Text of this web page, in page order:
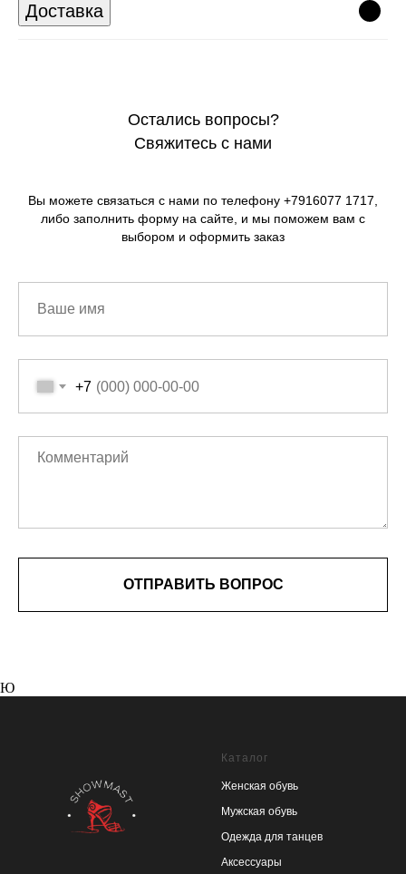
Доставка
Остались вопросы?
Свяжитесь с нами
Вы можете связаться с нами по телефону +7916077 1717,
либо заполнить форму на сайте, и мы поможем вам с
выбором и оформить заказ
+7
ОТПРАВИТЬ ВОПРОС
Ю
Каталог
Женская обувь
Мужская обувь
Одежда для танцев
Аксессуары